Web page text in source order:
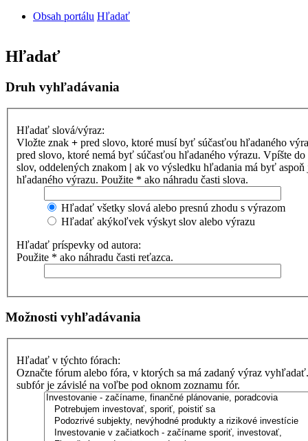
Obsah portálu Hľadať
Hľadať
Druh vyhľadávania
Hľadať slová/výraz:
Vložte znak + pred slovo, ktoré musí byť súčasťou hľadaného
pred slovo, ktoré nemá byť súčasťou hľadaného výrazu. Vpíšte
slov, oddelených znakom | ak vo výsledku hľadania má byť aspoň
hľadaného výrazu. Použite * ako náhradu časti slova.
Hľadať všetky slová alebo presnú zhodu s výrazom
Hľadať akýkoľvek výskyt slov alebo výrazu
Hľadať príspevky od autora:
Použite * ako náhradu časti reťazca.
Možnosti vyhľadávania
Hľadať v týchto fórach:
Označte fórum alebo fóra, v ktorých sa má zadaný výraz
subfór je závislé na voľbe pod oknom zoznamu fór.